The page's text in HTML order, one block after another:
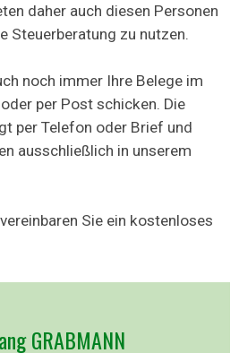
daher auch diesen Personen
Steuerberatung zu nutzen.
noch immer Ihre Belege im
per Post schicken. Die
per Telefon oder Brief und
ausschließlich in unserem
Sie ein kostenloses
GRABMANN